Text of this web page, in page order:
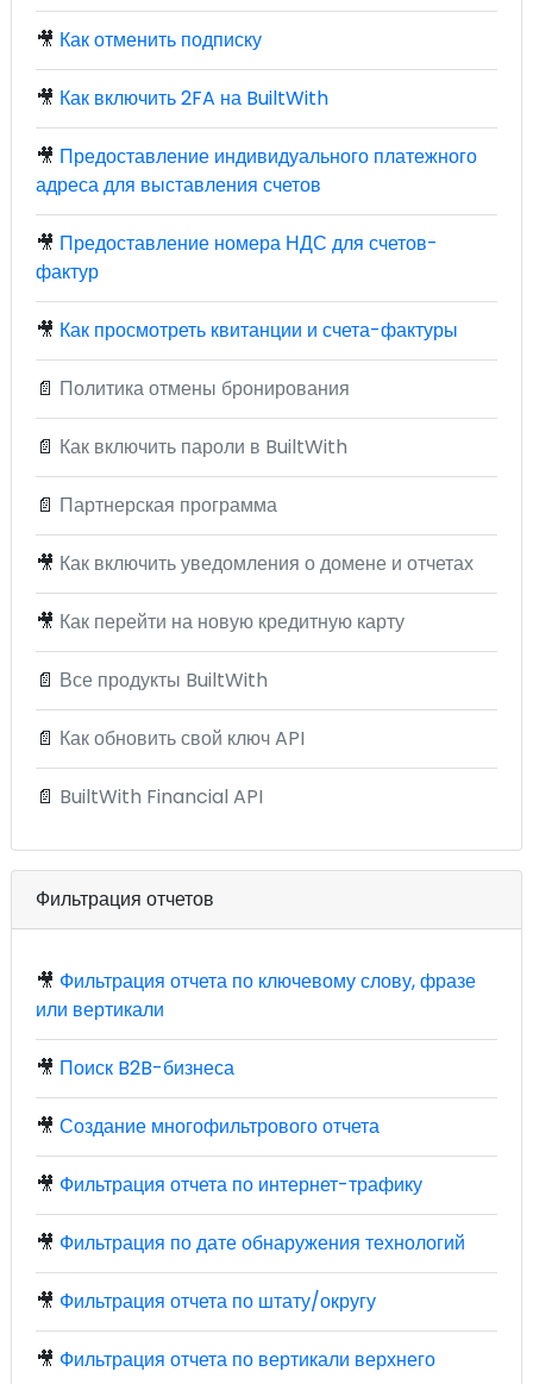
🎥 Как отменить подписку
🎥 Как включить 2FA на BuiltWith
🎥 Предоставление индивидуального платежного
адреса для выставления счетов
🎥 Предоставление номера НДС для счетов-
фактур
🎥 Как просмотреть квитанции и счета-фактуры
📄 Политика отмены бронирования
📄 Как включить пароли в BuiltWith
📄 Партнерская программа
🎥 Как включить уведомления о домене и отчетах
🎥 Как перейти на новую кредитную карту
📄 Все продукты BuiltWith
📄 Как обновить свой ключ API
📄 BuiltWith Financial API
Фильтрация отчетов
🎥 Фильтрация отчета по ключевому слову, фразе
или вертикали
🎥 Поиск B2B-бизнеса
🎥 Создание многофильтрового отчета
🎥 Фильтрация отчета по интернет-трафику
🎥 Фильтрация по дате обнаружения технологий
🎥 Фильтрация отчета по штату/округу
🎥 Фильтрация отчета по вертикали верхнего